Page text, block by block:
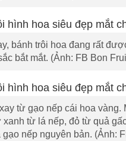
bánh trôi hoa đang rất
bắt mắt. (Ảnh: FB Bon
từ gạo nếp cái hoa
từ lá nếp, đỏ từ quả
gạo nếp nguyên bản. (Ảnh: